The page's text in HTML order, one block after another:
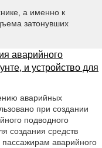
а именно к
затонувших
аварийного
и устройство для
аварийных
при создании
подводного
создания средств
аварийного